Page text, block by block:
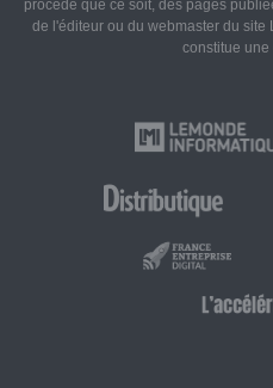
procédé que ce soit, des pages
de l'éditeur ou du webmaster du
constitue une